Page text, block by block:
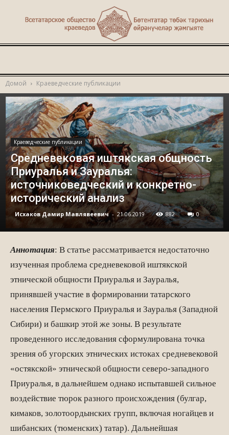
җир
Домой Краеведческие публикации
Краеведческие публикации
Средневековая иштякская общность
Приуралья и Зауралья:
источниковедческий и конкретно-
исторический анализ
Исхаков Дамир Мавлявеевич - 21.06.2019 882 0
Аннотация: В статье рассматривается недостаточно
изученная проблема средневековой иштякской
этнической общности Приуралья и Зауралья,
принявшей участие в формировании татарского
населения Пермского Приуралья и Зауралья (Западной
Сибири) и башкир этой же зоны. В результате
проведенного исследования сформулирована точка
зрения об угорских этнических истоках средневековой
«остякской» этнической общности северо-западного
Приуралья, в дальнейшем однако испытавшей сильное
воздействие тюрок разного происхождения (булгар,
кимаков, золотоордынских групп, включая ногайцев и
шибанских (тюменских) татар). Дальнейшая